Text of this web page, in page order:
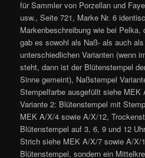
für Sammler von Porzellan und
usw., Seite 721, Marke Nr. 6
Markenbeschreibung wie bei
gab es sowohl als Naß- als auch
unterschiedlichen Varianten (wenn
steht, dann ist der Blütenstempel
Sinne gemeint), Naßstempel
Stempelfarbe ausgefüllt siehe
Variante 2: Blütenstempel mit
MEK A/X/4 sowie A/X/12,
Blütenstempel auf 3, 6, 9 und 12
Strich siehe MEK A/X/7 sowie A/X/
Blütenstempel, sondern ein